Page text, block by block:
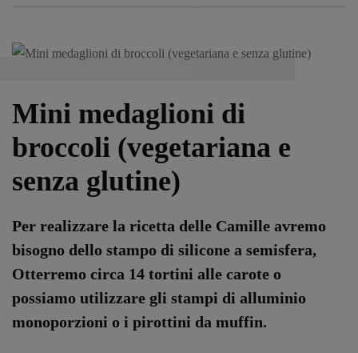
Mini medaglioni di
broccoli (vegetariana e
senza glutine)
Per realizzare la ricetta delle Camille avremo
bisogno dello stampo di silicone a semisfera,
Otterremo circa 14 tortini alle carote o
possiamo utilizzare gli stampi di alluminio
monoporzioni o i pirottini da muffin.